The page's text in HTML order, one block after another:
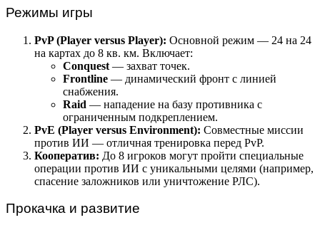
Режимы игры
PvP (Player versus Player): Основной режим — 24 на 24
на картах до 8 кв. км. Включает:
Conquest — захват точек.
Frontline — динамический фронт с линией
снабжения.
Raid — нападение на базу противника с
ограниченным подкреплением.
PvE (Player versus Environment): Совместные миссии
против ИИ — отличная тренировка перед PvP.
Кооператив: До 8 игроков могут пройти специальные
операции против ИИ с уникальными целями (например,
спасение заложников или уничтожение РЛС).
Прокачка и развитие